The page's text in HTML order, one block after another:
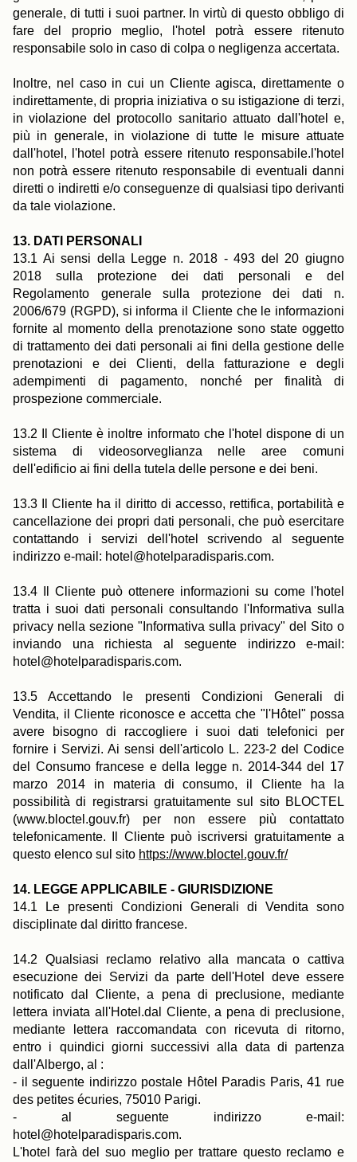
generale, di tutti i suoi partner. In virtù di questo obbligo di
fare del proprio meglio, l'hotel potrà essere ritenuto
responsabile solo in caso di colpa o negligenza accertata.
Inoltre, nel caso in cui un Cliente agisca, direttamente o
indirettamente, di propria iniziativa o su istigazione di terzi,
in violazione del protocollo sanitario attuato dall'hotel e,
più in generale, in violazione di tutte le misure attuate
dall'hotel, l'hotel potrà essere ritenuto responsabile.l'hotel
non potrà essere ritenuto responsabile di eventuali danni
diretti o indiretti e/o conseguenze di qualsiasi tipo derivanti
da tale violazione.
13. DATI PERSONALI
13.1 Ai sensi della Legge n. 2018 - 493 del 20 giugno
2018 sulla protezione dei dati personali e del
Regolamento generale sulla protezione dei dati n.
2006/679 (RGPD), si informa il Cliente che le informazioni
fornite al momento della prenotazione sono state oggetto
di trattamento dei dati personali ai fini della gestione delle
prenotazioni e dei Clienti, della fatturazione e degli
adempimenti di pagamento, nonché per finalità di
prospezione commerciale.
13.2 Il Cliente è inoltre informato che l'hotel dispone di un
sistema di videosorveglianza nelle aree comuni
dell'edificio ai fini della tutela delle persone e dei beni.
13.3 Il Cliente ha il diritto di accesso, rettifica, portabilità e
cancellazione dei propri dati personali, che può esercitare
contattando i servizi dell'hotel scrivendo al seguente
indirizzo e-mail: hotel@hotelparadisparis.com.
13.4 Il Cliente può ottenere informazioni su come l'hotel
tratta i suoi dati personali consultando l'Informativa sulla
privacy nella sezione "Informativa sulla privacy" del Sito o
inviando una richiesta al seguente indirizzo e-mail:
hotel@hotelparadisparis.com.
13.5 Accettando le presenti Condizioni Generali di
Vendita, il Cliente riconosce e accetta che "l'Hôtel" possa
avere bisogno di raccogliere i suoi dati telefonici per
fornire i Servizi. Ai sensi dell'articolo L. 223-2 del Codice
del Consumo francese e della legge n. 2014-344 del 17
marzo 2014 in materia di consumo, il Cliente ha la
possibilità di registrarsi gratuitamente sul sito BLOCTEL
(www.bloctel.gouv.fr) per non essere più contattato
telefonicamente. Il Cliente può iscriversi gratuitamente a
questo elenco sul sito https://www.bloctel.gouv.fr/
14. LEGGE APPLICABILE - GIURISDIZIONE
14.1 Le presenti Condizioni Generali di Vendita sono
disciplinate dal diritto francese.
14.2 Qualsiasi reclamo relativo alla mancata o cattiva
esecuzione dei Servizi da parte dell'Hotel deve essere
notificato dal Cliente, a pena di preclusione, mediante
lettera inviata all'Hotel.dal Cliente, a pena di preclusione,
mediante lettera raccomandata con ricevuta di ritorno,
entro i quindici giorni successivi alla data di partenza
dall'Albergo, al :
- il seguente indirizzo postale Hôtel Paradis Paris, 41 rue
des petites écuries, 75010 Parigi.
- al seguente indirizzo e-mail:
hotel@hotelparadisparis.com.
L'hotel farà del suo meglio per trattare questo reclamo e